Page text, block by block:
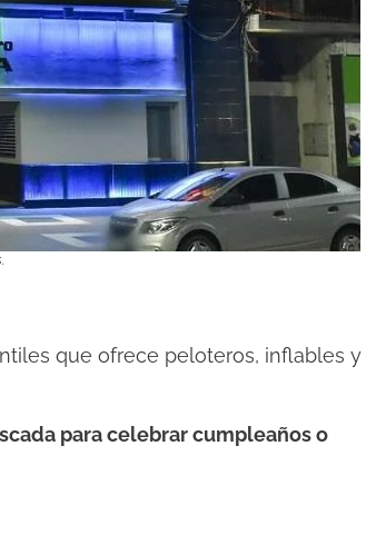
que ofrece peloteros, inflables y
para celebrar cumpleaños o